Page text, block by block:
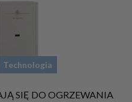
Technologia
SIĘ DO OGRZEWANIA